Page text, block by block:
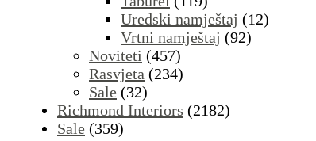
Uredski namještaj (12)
Vrtni namještaj (92)
Noviteti (457)
Rasvjeta (234)
Sale (32)
Richmond Interiors (2182)
Sale (359)